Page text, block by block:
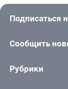
Подписаться
Сообщить
Рубрики